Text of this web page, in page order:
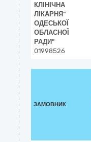
КЛІНІЧНА
ЛІКАРНЯ"
ОДЕСЬКОЇ
ОБЛАСНОЇ
РАДИ"
01998526
ЗАМОВНИК